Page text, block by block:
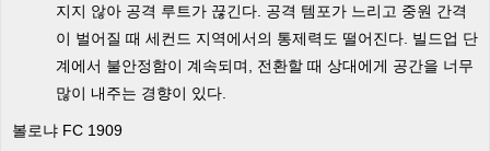
지지 않아 공격 루트가 끊긴다. 공격 템포가 느리고 중원 간격
이 벌어질 때 세컨드 지역에서의 통제력도 떨어진다. 빌드업 단
계에서 불안정함이 계속되며, 전환할 때 상대에게 공간을 너무
많이 내주는 경향이 있다.
볼로냐 FC 1909